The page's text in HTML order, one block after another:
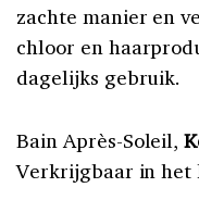
zachte manier en
chloor en
dagelijks gebruik.
Bain Après-Soleil,
Verkrijgbaar in het